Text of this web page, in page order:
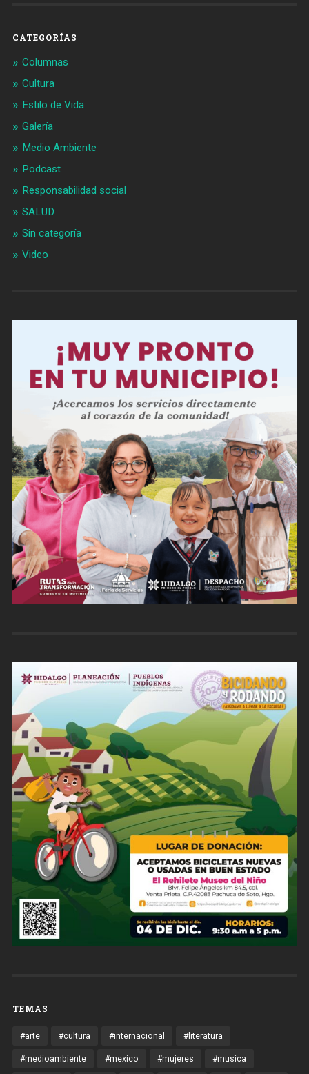
CATEGORÍAS
Columnas
Cultura
Estilo de Vida
Galería
Medio Ambiente
Podcast
Responsabilidad social
SALUD
Sin categoría
Video
TEMAS
#arte #cultura #internacional #literatura
#medioambiente #mexico #mujeres #musica